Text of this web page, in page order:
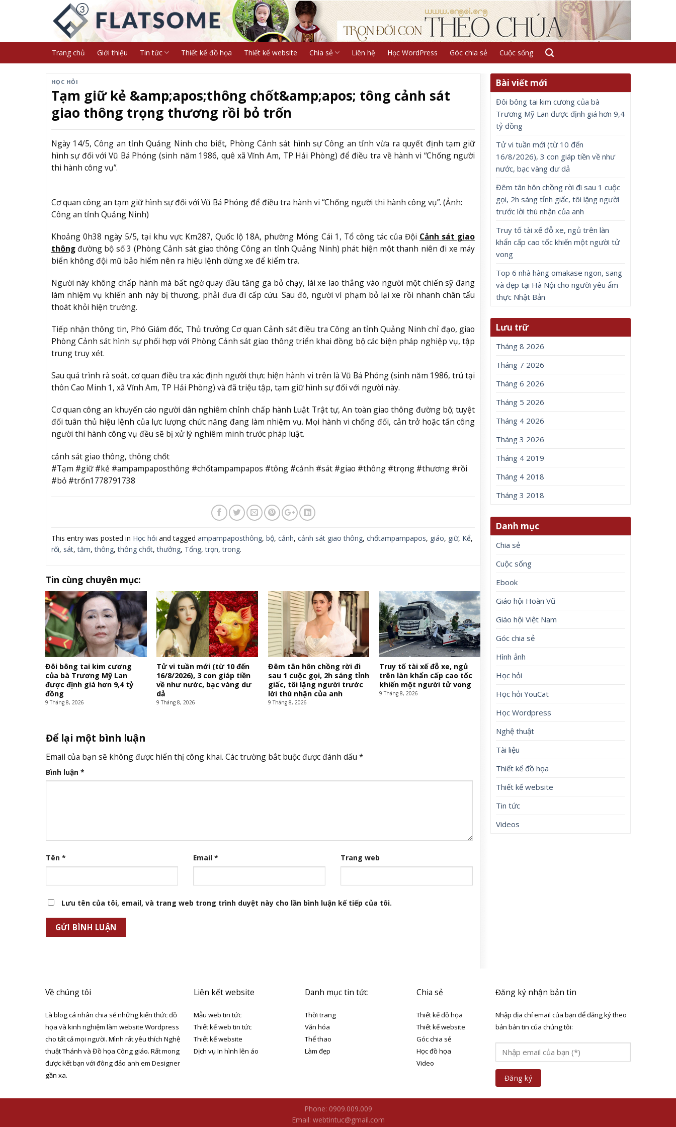
Trang chủ Giới thiệu Tin tức Thiết kế đồ họa Thiết kế website Chia sẻ Liên hệ Học WordPress Góc chia sẻ Cuộc sống
HỌC HỎI
Tạm giữ kẻ &amp;apos;thông chốt&amp;apos; tông cảnh sát
giao thông trọng thương rồi bỏ trốn
Ngày 14/5, Công an tỉnh Quảng Ninh cho biết, Phòng Cảnh sát hình sự Công an tỉnh vừa ra quyết định tạm giữ
hình sự đối với Vũ Bá Phóng (sinh năm 1986, quê xã Vĩnh Am, TP Hải Phòng) để điều tra về hành vi “Chống người
thi hành công vụ”.
Cơ quan công an tạm giữ hình sự đối với Vũ Bá Phóng để điều tra hành vi “Chống người thi hành công vụ”. (Ảnh:
Công an tỉnh Quảng Ninh)
Khoảng 0h38 ngày 5/5, tại khu vực Km287, Quốc lộ 18A, phường Móng Cái 1, Tổ công tác của Đội Cảnh sát giao
thôngđường bộ số 3 (Phòng Cảnh sát giao thông Công an tỉnh Quảng Ninh) phát hiện một thanh niên đi xe máy
biển không đội mũ bảo hiểm nên ra hiệu lệnh dừng xe để kiểm tra.
Người này không chấp hành mà bất ngờ quay đầu tăng ga bỏ chạy, lái xe lao thẳng vào người một chiến sỹ đang
làm nhiệm vụ khiến anh này bị thương, phải đưa đi cấp cứu. Sau đó, người vì phạm bỏ lại xe rồi nhanh chân tẩu
thoát khỏi hiện trường.
Tiếp nhận thông tin, Phó Giám đốc, Thủ trưởng Cơ quan Cảnh sát điều tra Công an tỉnh Quảng Ninh chỉ đạo, giao
Phòng Cảnh sát hình sự phối hợp với Phòng Cảnh sát giao thông triển khai đồng bộ các biện pháp nghiệp vụ, tập
trung truy xét.
Sau quá trình rà soát, cơ quan điều tra xác định người thực hiện hành vi trên là Vũ Bá Phóng (sinh năm 1986, trú tại
thôn Cao Minh 1, xã Vĩnh Am, TP Hải Phòng) và đã triệu tập, tạm giữ hình sự đối với người này.
Cơ quan công an khuyến cáo người dân nghiêm chỉnh chấp hành Luật Trật tự, An toàn giao thông đường bộ; tuyệt
đối tuân thủ hiệu lệnh của lực lượng chức năng đang làm nhiệm vụ. Mọi hành vi chống đối, cản trở hoặc tấn công
người thi hành công vụ đều sẽ bị xử lý nghiêm minh trước pháp luật.
cảnh sát giao thông, thông chốt
#Tạm #giữ #kẻ #ampampaposthông #chốtampampapos #tông #cảnh #sát #giao #thông #trọng #thương #rồi
#bỏ #trốn1778791738
This entry was posted in Học hỏi and tagged ampampaposthông, bộ, cảnh, cảnh sát giao thông, chốtampampapos, giáo, giữ, Kể,
rối, sát,tăm,thông,thông chốt,thưởng, Tổng,trọn,trong.
Tin cùng chuyên mục:
Đôi bông tai kim cương
của bà Trương Mỹ Lan
được định giá hơn 9,4 tỷ
đồng
9 Tháng 8, 2026
Tử vi tuần mới (từ 10 đến
16/8/2026), 3 con giáp tiền
về như nước, bạc vàng dư
dả
9 Tháng 8, 2026
Đêm tân hôn chồng rời đi
sau 1 cuộc gọi, 2h sáng tỉnh
giấc, tôi lặng người trước
lời thú nhận của anh
9 Tháng 8, 2026
Truy tố tài xế đỗ xe, ngủ
trên làn khẩn cấp cao tốc
khiến một người tử vong
9 Tháng 8, 2026
Để lại một bình luận
Email của bạn sẽ không được hiển thị công khai. Các trường bắt buộc được đánh dấu *
Bình luận *
Tên * Email * Trang web
Lưu tên của tôi, email, và trang web trong trình duyệt này cho lần bình luận kế tiếp của tôi.
Bài viết mới
Đôi bông tai kim cương của bà
Trương Mỹ Lan được định giá hơn 9,4
tỷ đồng
Tử vi tuần mới (từ 10 đến
16/8/2026), 3 con giáp tiền về như
nước, bạc vàng dư dả
Đêm tân hôn chồng rời đi sau 1 cuộc
gọi, 2h sáng tỉnh giấc, tôi lặng người
trước lời thú nhận của anh
Truy tố tài xế đỗ xe, ngủ trên làn
khẩn cấp cao tốc khiến một người tử
vong
Top 6 nhà hàng omakase ngon, sang
và đẹp tại Hà Nội cho người yêu ẩm
thực Nhật Bản
Lưu trữ
Tháng 8 2026
Tháng 7 2026
Tháng 6 2026
Tháng 5 2026
Tháng 4 2026
Tháng 3 2026
Tháng 4 2019
Tháng 4 2018
Tháng 3 2018
Danh mục
Chia sẻ
Cuộc sống
Ebook
Giáo hội Hoàn Vũ
Giáo hội Việt Nam
Góc chia sẻ
Hình ảnh
Học hỏi
Học hỏi YouCat
Học Wordpress
Nghệ thuật
Tài liệu
Thiết kế đồ họa
Thiết kế website
Tin tức
Videos
Về chúng tôi
Là blog cá nhân chia sẻ những kiến thức đồ
họa và kinh nghiệm làm website Wordpress
cho tất cả mọi người. Mình rất yêu thích Nghệ
thuật Thánh và Đồ họa Công giáo. Rất mong
được kết bạn với đông đảo anh em Designer
gần xa.
Liên kết website
Mẫu web tin tức
Thiết kế web tin tức
Thiết kế website
Dịch vụ In hình lên áo
Danh mục tin tức
Thời trang
Văn hóa
Thể thao
Làm đẹp
Chia sẻ
Thiết kế đồ họa
Thiết kế website
Góc chia sẻ
Học đồ họa
Video
Đăng ký nhận bản tin
Nhập địa chỉ email của bạn để đăng ký theo
bản bản tin của chúng tôi:
Phone: 0909.009.009
Email: webtintuc@gmail.com